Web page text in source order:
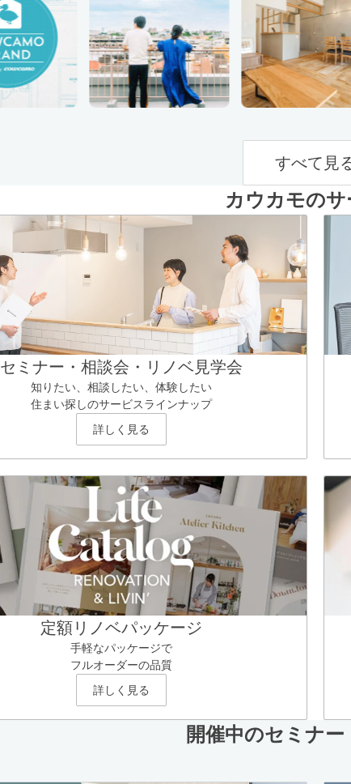
すべて見
カウカモのサ
セミナー・相談会・リノベ見学会
知りたい、相談したい、体験したい
住まい探しのサービスラインナップ
詳しく見る
定額リノベパッケージ
手軽なパッケージで
フルオーダーの品質
詳しく見る
開催中のセミナー